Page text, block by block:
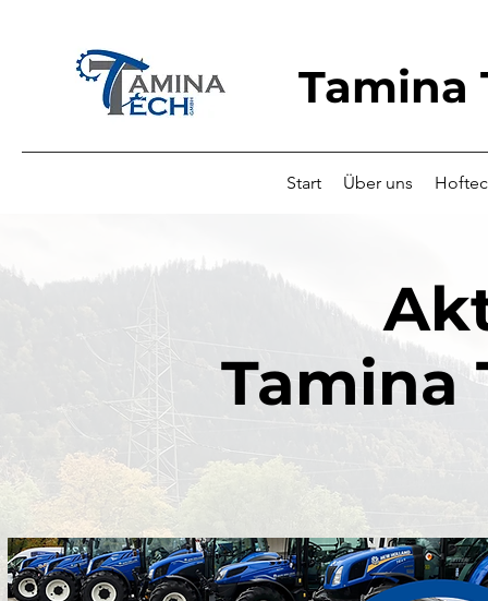
Tamina
Start Über uns
Tamina